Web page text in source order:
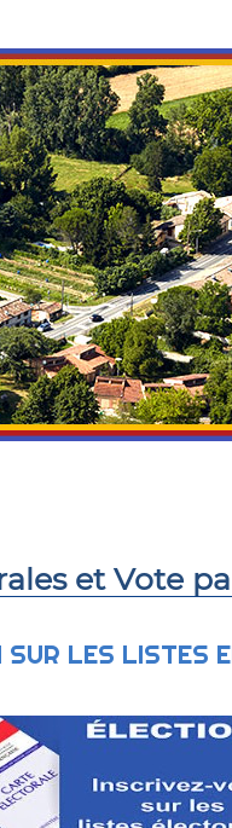
et Vote
SUR LES LISTES